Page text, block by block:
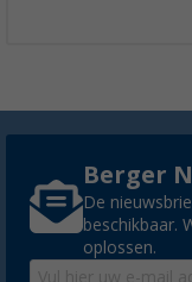
Berger
De
beschikbaar.
oplossen.